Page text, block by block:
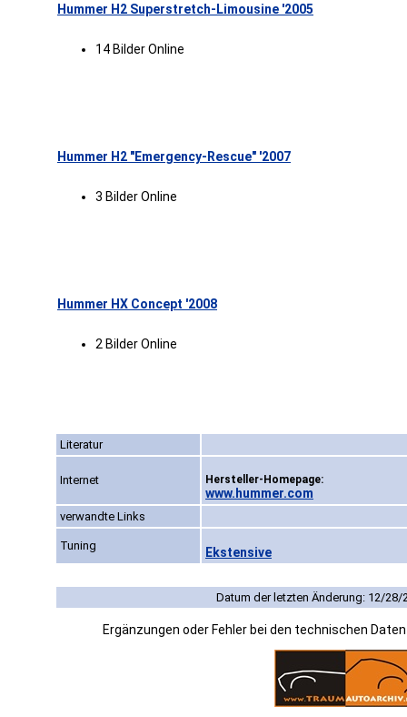
Hummer H2 Superstretch-Limousine '2005
14 Bilder Online
Hummer H2 "Emergency-Rescue" '2007
3 Bilder Online
Hummer HX Concept '2008
2 Bilder Online
Literatur
Internet Hersteller-Homepage:
www.hummer.com
verwandte Links
Tuning Ekstensive
Datum der letzten Änderung: 12/28/
Ergänzungen oder Fehler bei den technischen